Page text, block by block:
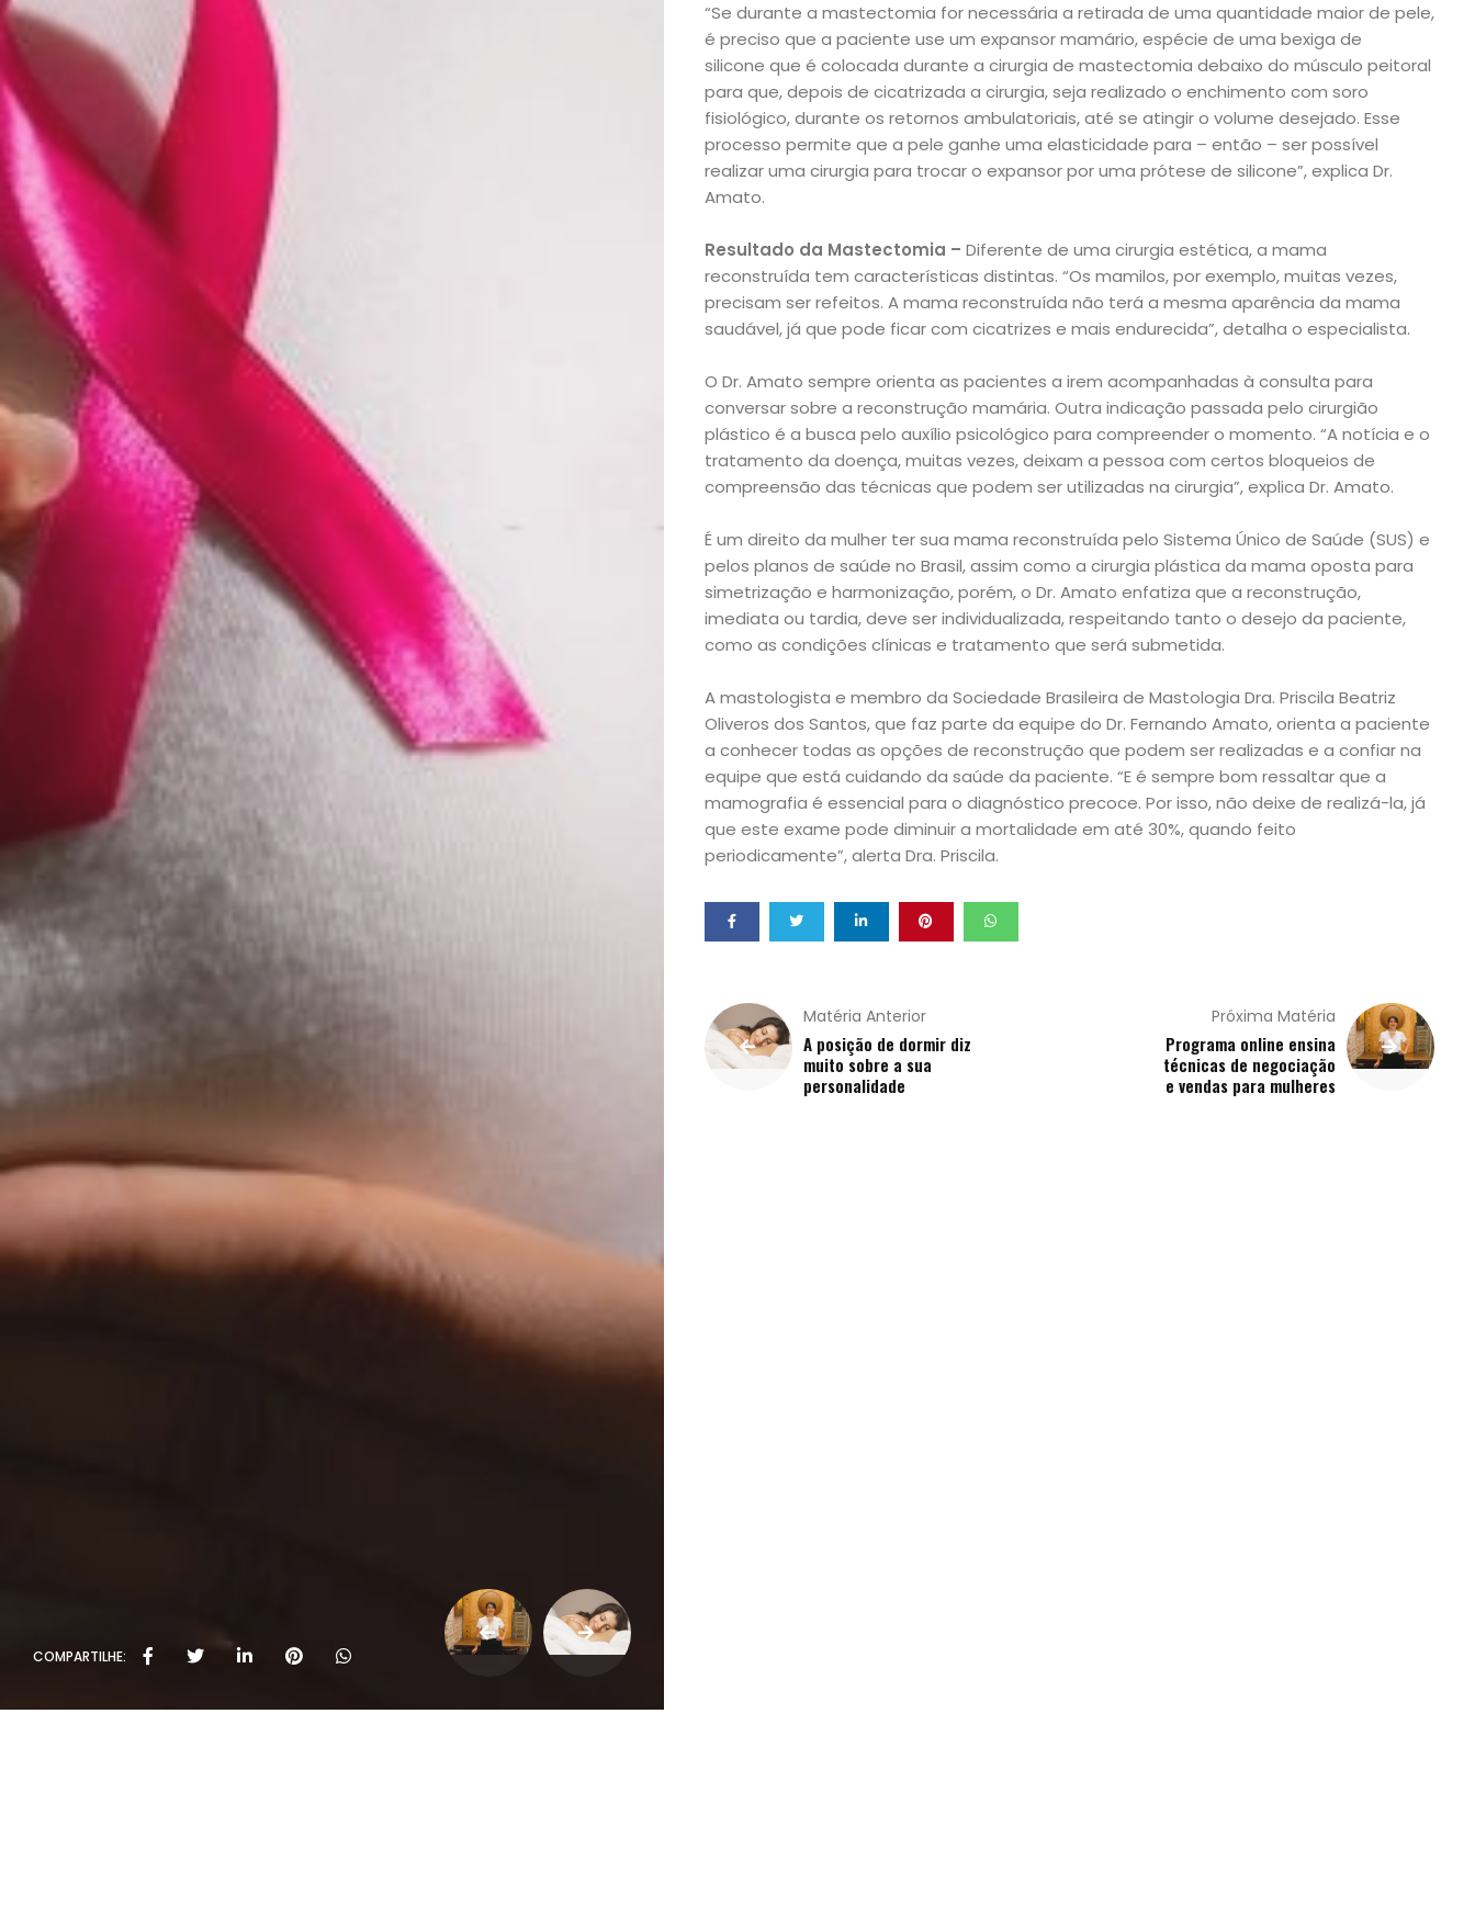
Início
Academia
Beleza
Bora
lá!
Casa
e
Decoração
Exclusiva
Homem
Mães
Filhos
Notícias
Opinião
Pets
Receitas
Saúde
e
COMPARTILHE:
“Se durante a mastectomia for necessária a retirada de uma quantidade maior de pele,
é preciso que a paciente use um expansor mamário, espécie de uma bexiga de
silicone que é colocada durante a cirurgia de mastectomia debaixo do músculo peitoral
para que, depois de cicatrizada a cirurgia, seja realizado o enchimento com soro
fisiológico, durante os retornos ambulatoriais, até se atingir o volume desejado. Esse
processo permite que a pele ganhe uma elasticidade para – então – ser possível
realizar uma cirurgia para trocar o expansor por uma prótese de silicone”, explica Dr.
Amato.
Resultado da Mastectomia – Diferente de uma cirurgia estética, a mama
reconstruída tem características distintas. “Os mamilos, por exemplo, muitas vezes,
precisam ser refeitos. A mama reconstruída não terá a mesma aparência da mama
saudável, já que pode ficar com cicatrizes e mais endurecida”, detalha o especialista.
O Dr. Amato sempre orienta as pacientes a irem acompanhadas à consulta para
conversar sobre a reconstrução mamária. Outra indicação passada pelo cirurgião
plástico é a busca pelo auxílio psicológico para compreender o momento. “A notícia e o
tratamento da doença, muitas vezes, deixam a pessoa com certos bloqueios de
compreensão das técnicas que podem ser utilizadas na cirurgia”, explica Dr. Amato.
É um direito da mulher ter sua mama reconstruída pelo Sistema Único de Saúde (SUS) e
pelos planos de saúde no Brasil, assim como a cirurgia plástica da mama oposta para
simetrização e harmonização, porém, o Dr. Amato enfatiza que a reconstrução,
imediata ou tardia, deve ser individualizada, respeitando tanto o desejo da paciente,
como as condições clínicas e tratamento que será submetida.
A mastologista e membro da Sociedade Brasileira de Mastologia Dra. Priscila Beatriz
Oliveros dos Santos, que faz parte da equipe do Dr. Fernando Amato, orienta a paciente
a conhecer todas as opções de reconstrução que podem ser realizadas e a confiar na
equipe que está cuidando da saúde da paciente. “E é sempre bom ressaltar que a
mamografia é essencial para o diagnóstico precoce. Por isso, não deixe de realizá-la, já
que este exame pode diminuir a mortalidade em até 30%, quando feito
periodicamente”, alerta Dra. Priscila.
Matéria Anterior
A posição de dormir diz
muito sobre a sua
personalidade
Próxima Matéria
Programa online ensina
técnicas de negociação
e vendas para mulheres